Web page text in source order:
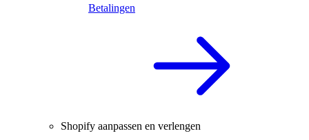
Betalingen
Shopify aanpassen en verlengen